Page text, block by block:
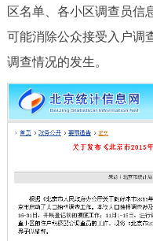
区名单、各小区调查员信
可能消除公众接受入户调
调查情况的发生。